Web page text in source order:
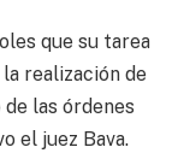
que su tarea
realización de
las órdenes
el juez Bava.